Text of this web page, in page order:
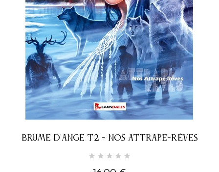
BRUME D'ANGE T2 - NOS ATTRAPE-RÊVES